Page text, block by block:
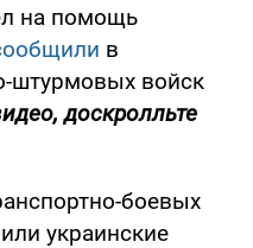
на помощь
в
штурмовых войск
доскролльте
боевых
украинские